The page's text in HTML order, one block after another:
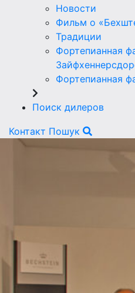
Новости
Фильм о
Традиции
Фортепианная
Фортепианная
Поиск дилеров
Контакт Пошук